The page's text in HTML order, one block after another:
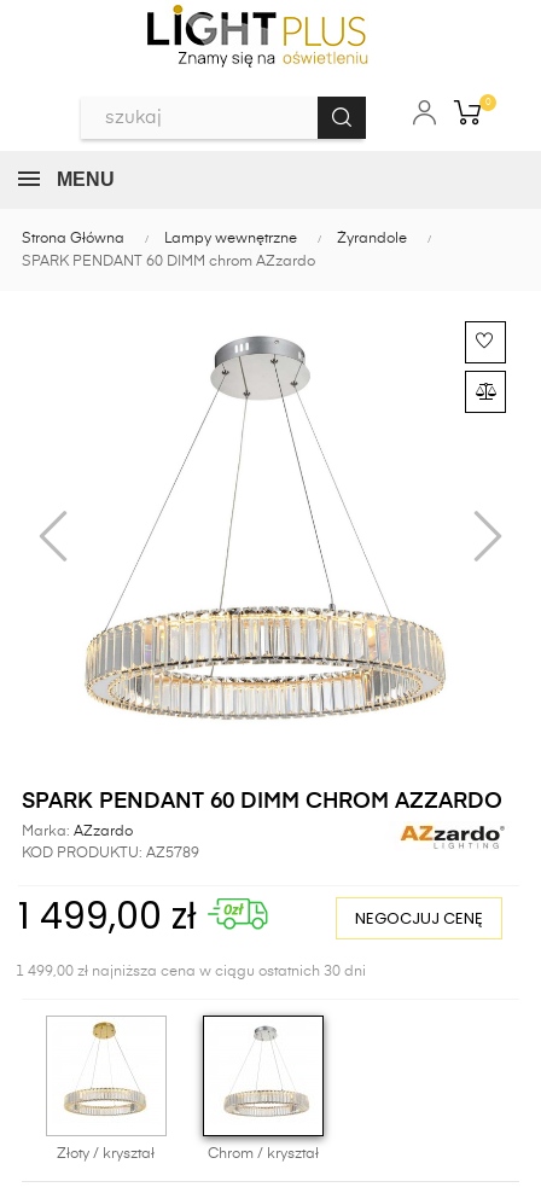
0
MENU
Strona Główna Lampy wewnętrzne
Żyrandole
SPARK PENDANT 60 DIMM chrom AZzardo
SPARK PENDANT 60 DIMM CHROM AZZARDO
Marka: AZzardo
KOD PRODUKTU: AZ5789
1 499,00 zł NEGOCJUJ CENĘ
1 499,00 zł najniższa cena w ciągu ostatnich 30 dni
Złoty / kryształ Chrom / kryształ